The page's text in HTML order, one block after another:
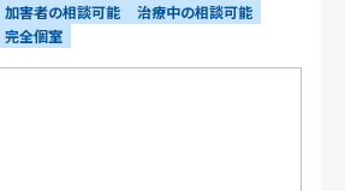
加害者の相談可能
治療中の相談可能
完全個室